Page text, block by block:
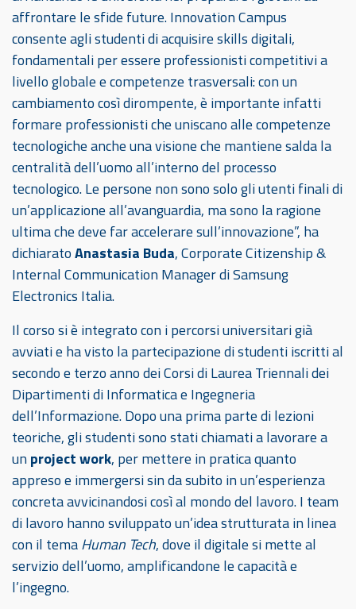
affrontare le sfide future. Innovation Campus
consente agli studenti di acquisire skills digitali,
fondamentali per essere professionisti competitivi a
livello globale e competenze trasversali: con un
cambiamento così dirompente, è importante infatti
formare professionisti che uniscano alle competenze
tecnologiche anche una visione che mantiene salda la
centralità dell’uomo all’interno del processo
tecnologico. Le persone non sono solo gli utenti finali di
un’applicazione all’avanguardia, ma sono la ragione
ultima che deve far accelerare sull’innovazione”, ha
dichiaratoAnastasia Buda, Corporate Citizenship &
Internal Communication Manager di Samsung
Electronics Italia.
Il corso si è integrato con i percorsi universitari già
avviati e ha visto la partecipazione di studenti iscritti al
secondo e terzo anno dei Corsi di Laurea Triennali dei
Dipartimenti di Informatica e Ingegneria
dell’Informazione. Dopo una prima parte di lezioni
teoriche, gli studenti sono stati chiamati a lavorare a
unproject work, per mettere in pratica quanto
appreso e immergersi sin da subito in un’esperienza
concreta avvicinandosi così al mondo del lavoro. I team
di lavoro hanno sviluppato un’idea strutturata in linea
con il temaHuman Tech, dove il digitale si mette al
servizio dell’uomo, amplificandone le capacità e
l’ingegno.